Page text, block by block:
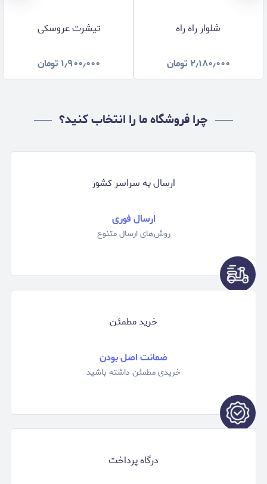
شلوار راه راه
۲٫۱۸۰٫۰۰۰ تومان
تیشرت عروسکی
۱٫۹۰۰٫۰۰۰ تومان
چرا فروشگاه ما را انتخاب کنید؟
ارسال به سراسر کشور
ارسال فوری
روش‌های ارسال متنوع
خرید مطمئن
ضمانت اصل بودن
خریدی مطمئن داشته باشید
درگاه پرداخت